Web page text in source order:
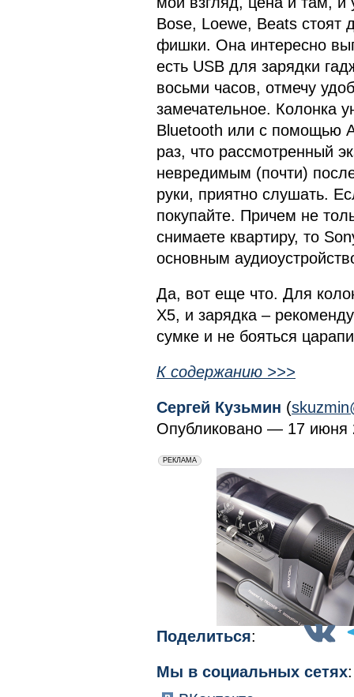
Bose, Loewe, Beats стоят
фишки. Она интересно
есть USB для зарядки
восьми часов, отмечу
замечательное. Колонка
Bluetooth или с помощью
раз, что рассмотренный
невредимым (почти)
руки, приятно слушать.
покупайте. Причем не
снимаете квартиру, то
основным
Да, вот еще что. Для
X5, и зарядка –
сумке и не бояться
К содержанию >>>
Сергей Кузьмин (
Опубликовано — 17 июня
erid: 2VfnxxmNzs5
РЕКЛАМА
Поделиться:
Мы в социальных сетях: